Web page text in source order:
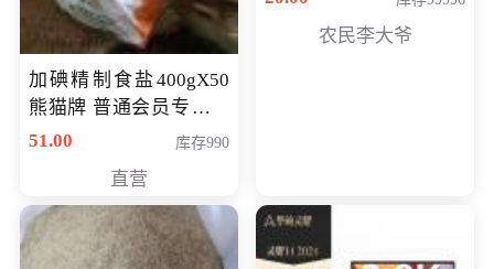
加碘精制食盐400gX50
熊猫牌 普通会员专享价
格50元
51.00 库存990
直营
农民李大爷